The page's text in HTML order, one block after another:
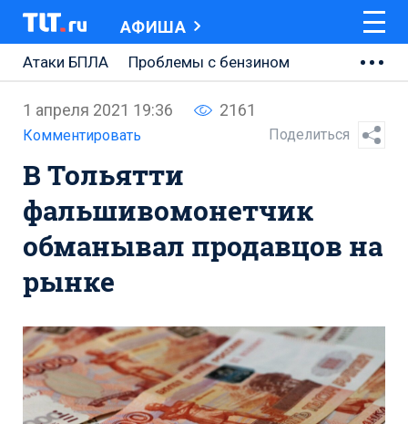
АФИША
Атаки БПЛА
Проблемы с бензином
Ремонт Центральной площади
Ремонт Обводного шоссе
Набережная Тольятти
Неделя Тольятти
1 апреля 2021 19:36 2161
Комментировать Поделиться
В Тольятти
фальшивомонетчик
обманывал продавцов на
рынке